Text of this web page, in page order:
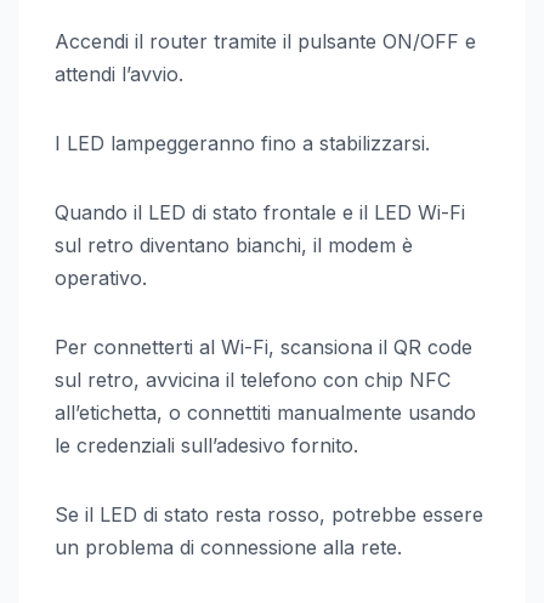
Accendi il router tramite il pulsante ON/OFF e
attendi l’avvio.
I LED lampeggeranno fino a stabilizzarsi.
Quando il LED di stato frontale e il LED Wi-Fi
sul retro diventano bianchi, il modem è
operativo.
Per connetterti al Wi-Fi, scansiona il QR code
sul retro, avvicina il telefono con chip NFC
all’etichetta, o connettiti manualmente usando
le credenziali sull’adesivo fornito.
Se il LED di stato resta rosso, potrebbe essere
un problema di connessione alla rete.